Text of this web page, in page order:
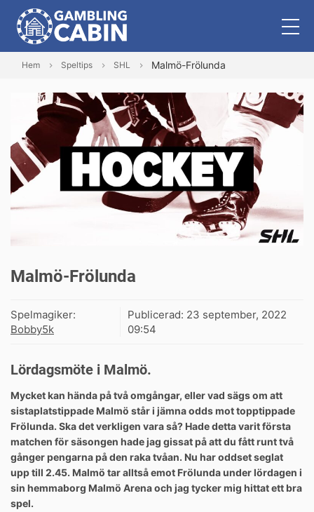
Hem Speltips SHL Malmö-Frölunda
Malmö-Frölunda
Spelmagiker:
Bobby5k
Publicerad: 23 september, 2022
09:54
Lördagsmöte i Malmö.
Mycket kan hända på två omgångar, eller vad sägs om att
sistaplatstippade Malmö står i jämna odds mot topptippade
Frölunda. Ska det verkligen vara så? Hade detta varit första
matchen för säsongen hade jag gissat på att du fått runt två
gånger pengarna på den raka tvåan. Nu har oddset seglat
upp till 2.45. Malmö tar alltså emot Frölunda under lördagen i
sin hemmaborg Malmö Arena och jag tycker mig hittat ett bra
spel.